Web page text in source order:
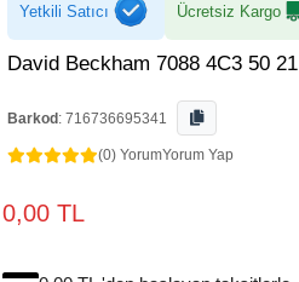
Yetkili Satıcı Ücretsiz Kargo
David Beckham 7088 4C3 50 21
Barkod : 716736695341
(0) YorumYorum Yap
0,00 TL